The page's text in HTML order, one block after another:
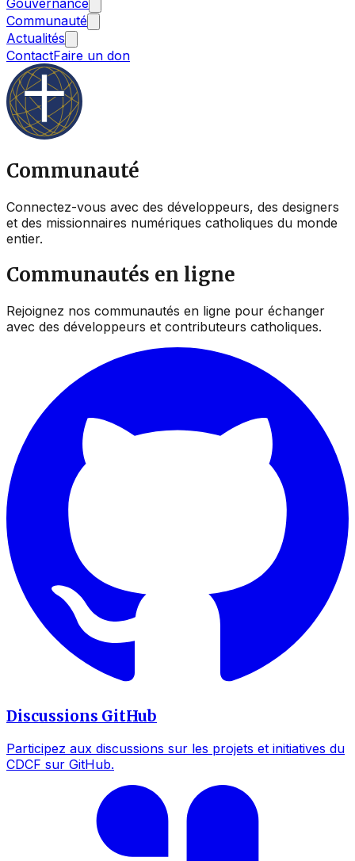
Gouvernance
Communauté
Actualités
ContactFaire un don
Communauté
Connectez-vous avec des développeurs, des designers
et des missionnaires numériques catholiques du monde
entier.
Communautés en ligne
Rejoignez nos communautés en ligne pour échanger
avec des développeurs et contributeurs catholiques.
Discussions GitHub
Participez aux discussions sur les projets et initiatives du
CDCF sur GitHub.